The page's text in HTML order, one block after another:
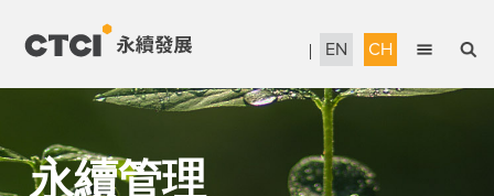
EN CH
繁體中文
永續管理
永續管理